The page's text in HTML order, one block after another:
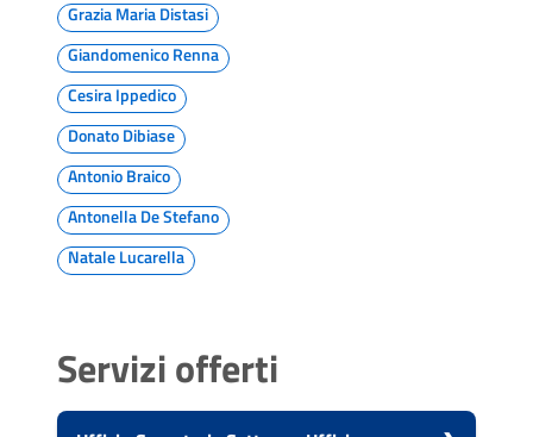
Grazia Maria Distasi
Giandomenico Renna
Cesira Ippedico
Donato Dibiase
Antonio Braico
Antonella De Stefano
Natale Lucarella
Servizi offerti